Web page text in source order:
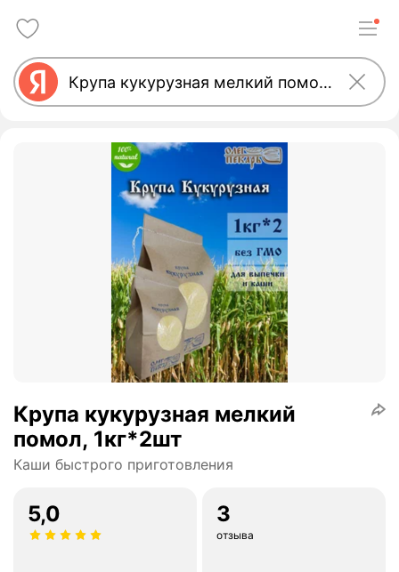
Крупа кукурузная мелкий
помол, 1кг*2шт
Каши быстрого приготовления
5,0 3
отзыва